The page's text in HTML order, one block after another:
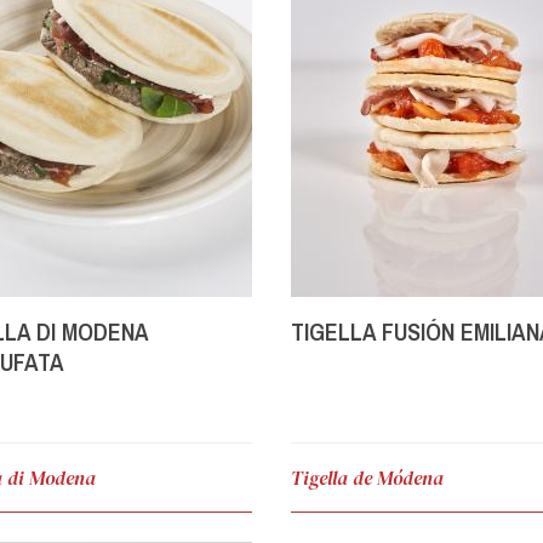
DI MODENA
di Modena
TIGELLA FUSIÓN
Tigella de Módena